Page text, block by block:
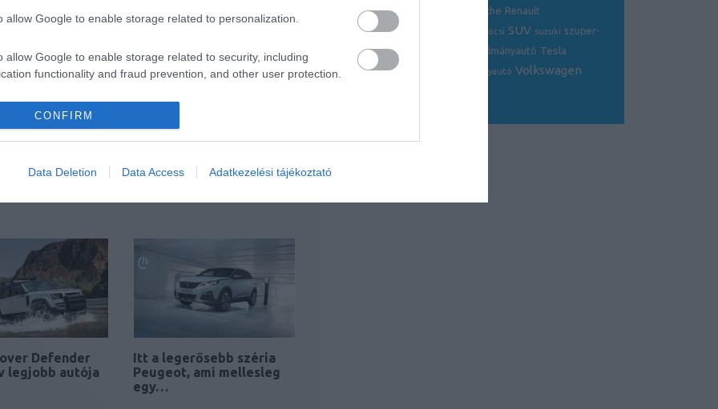
allow Google to enable storage related to personalization.
allow Google to enable storage related to security, including
functionality and fraud prevention, and other user protection.
CONFIRM
Data Deletion Data Access Adatkezelési tájékoztató
és piaci
Peugeot 208 Black Edition
Defender
legjobb autója
Itt a legerősebb széria
Peugeot, ami mellesleg
egy…
Nissan Porsche Renault
ráncfelvarrás sportkocsi SUV suzuki szuper-
sportkocsi
tanulmányautó Tesla
Toyota
versenyautó Volkswagen